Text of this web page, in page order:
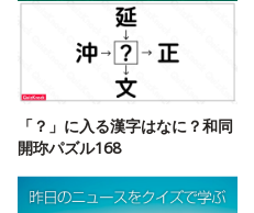
「？」に入る漢字はなに？和同
開珎パズル168